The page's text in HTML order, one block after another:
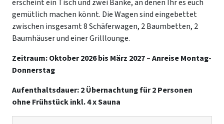
erscheint ein Tisch und zwei Bänke, an denen Ihr es euch
gemütlich machen könnt. Die Wagen sind eingebettet
zwischen insgesamt 8 Schäferwagen, 2 Baumbetten, 2
Baumhäuser und einer Grilllounge.
Zeitraum: Oktober 2026 bis März 2027 – Anreise Montag-
Donnerstag
Aufenthaltsdauer: 2 Übernachtung für 2 Personen
ohne Frühstück inkl. 4 x Sauna